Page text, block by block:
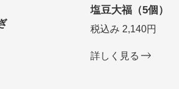
塩豆大福（5個）
税込み 2,140円
詳しく見る